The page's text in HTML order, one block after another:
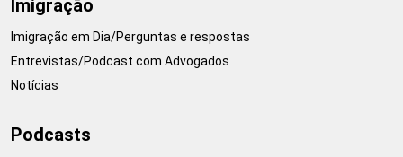
Imigração
Imigração em Dia/Perguntas e respostas
Entrevistas/Podcast com Advogados
Notícias
Podcasts